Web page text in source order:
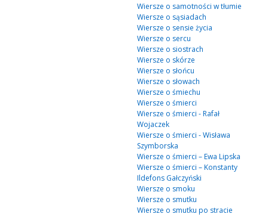
Wiersze o samotności w tłumie
Wiersze o sąsiadach
Wiersze o sensie życia
Wiersze o sercu
Wiersze o siostrach
Wiersze o skórze
Wiersze o słońcu
Wiersze o słowach
Wiersze o śmiechu
Wiersze o śmierci
Wiersze o śmierci - Rafał
Wojaczek
Wiersze o śmierci - Wisława
Szymborska
Wiersze o śmierci – Ewa Lipska
Wiersze o śmierci – Konstanty
Ildefons Gałczyński
Wiersze o smoku
Wiersze o smutku
Wiersze o smutku po stracie